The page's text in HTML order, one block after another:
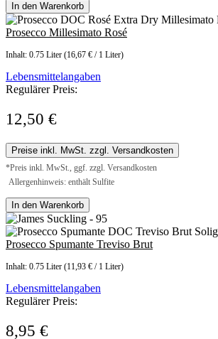
In den Warenkorb
Prosecco Millesimato Rosé
Inhalt: 0.75 Liter (16,67 € / 1 Liter)
Lebensmittelangaben
Regulärer Preis:
12,50 €
Preise inkl. MwSt. zzgl. Versandkosten
*Preis inkl. MwSt., ggf. zzgl. Versandkosten
Allergenhinweis: enthält Sulfite
In den Warenkorb
Prosecco Spumante Treviso Brut
Inhalt: 0.75 Liter (11,93 € / 1 Liter)
Lebensmittelangaben
Regulärer Preis:
8,95 €